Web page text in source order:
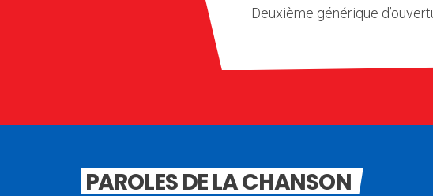
Deuxième générique
PAROLES DE LA CHANSON